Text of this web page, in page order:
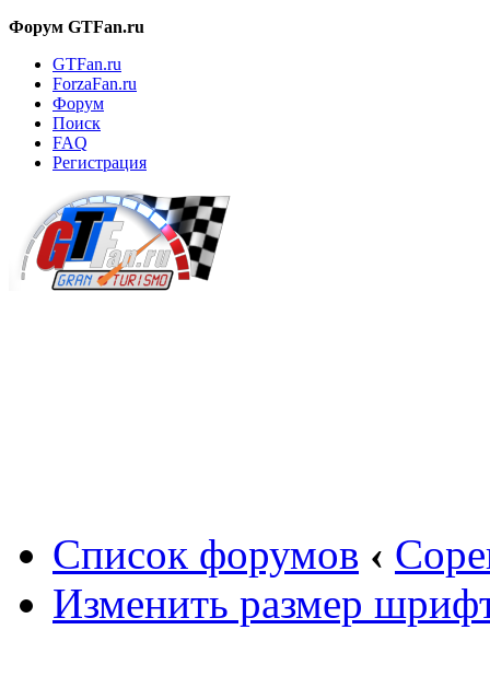
Форум GTFan.ru
GTFan.ru
ForzaFan.ru
Форум
Поиск
FAQ
Регистрация
Список форумов ‹
Изменить размер